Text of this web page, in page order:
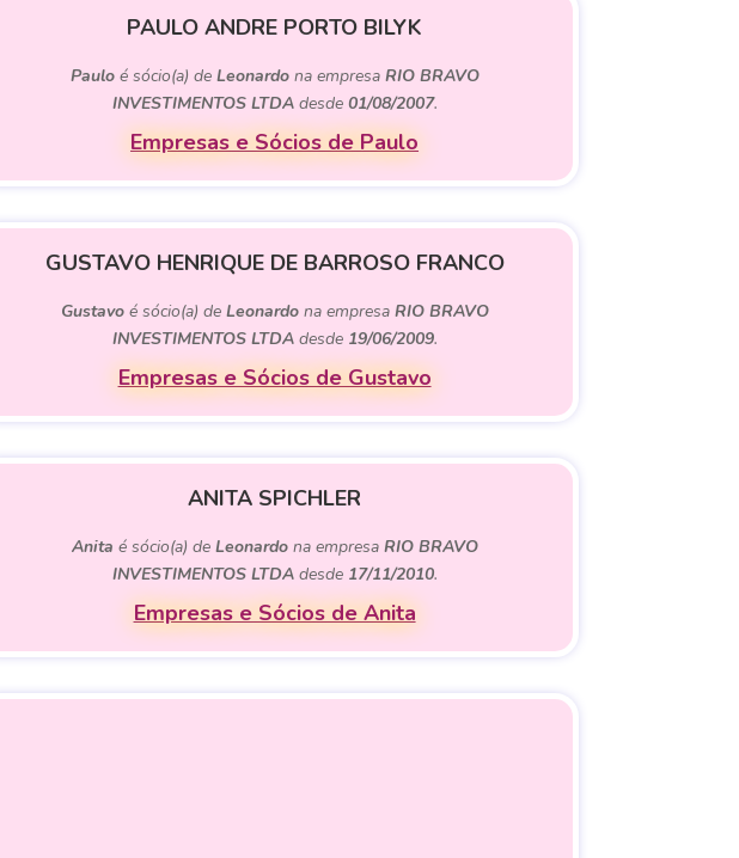
PAULO ANDRE PORTO BILYK
Pauloé sócio(a) de Leonardona empresa RIO BRAVO
INVESTIMENTOS LTDAdesde 01/08/2007.
Empresas e Sócios de Paulo
GUSTAVO HENRIQUE DE BARROSO FRANCO
Gustavoé sócio(a) de Leonardona empresa RIO BRAVO
INVESTIMENTOS LTDAdesde 19/06/2009.
Empresas e Sócios de Gustavo
ANITA SPICHLER
Anita é sócio(a) de Leonardona empresa RIO BRAVO
INVESTIMENTOS LTDAdesde 17/11/2010.
Empresas e Sócios de Anita